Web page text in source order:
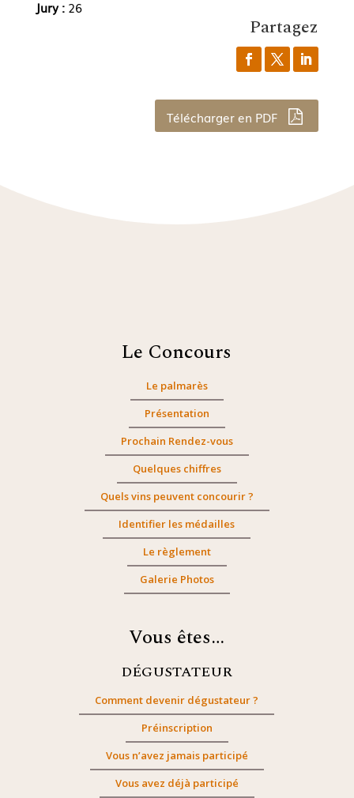
Jury : 26
Partagez
Télécharger en PDF
Le Concours
Le palmarès
Présentation
Prochain Rendez-vous
Quelques chiffres
Quels vins peuvent concourir ?
Identifier les médailles
Le règlement
Galerie Photos
Vous êtes…
DÉGUSTATEUR
Comment devenir dégustateur ?
Préinscription
Vous n’avez jamais participé
Vous avez déjà participé